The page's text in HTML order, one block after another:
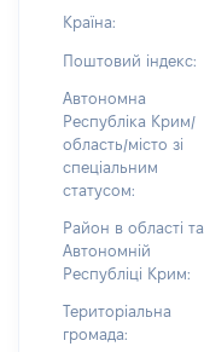
Країна:
Поштовий індекс:
Автономна
Республіка Крим/
область/місто зі
спеціальним
статусом:
Район в області та
Автономній
Республіці Крим:
Територіальна
громада: